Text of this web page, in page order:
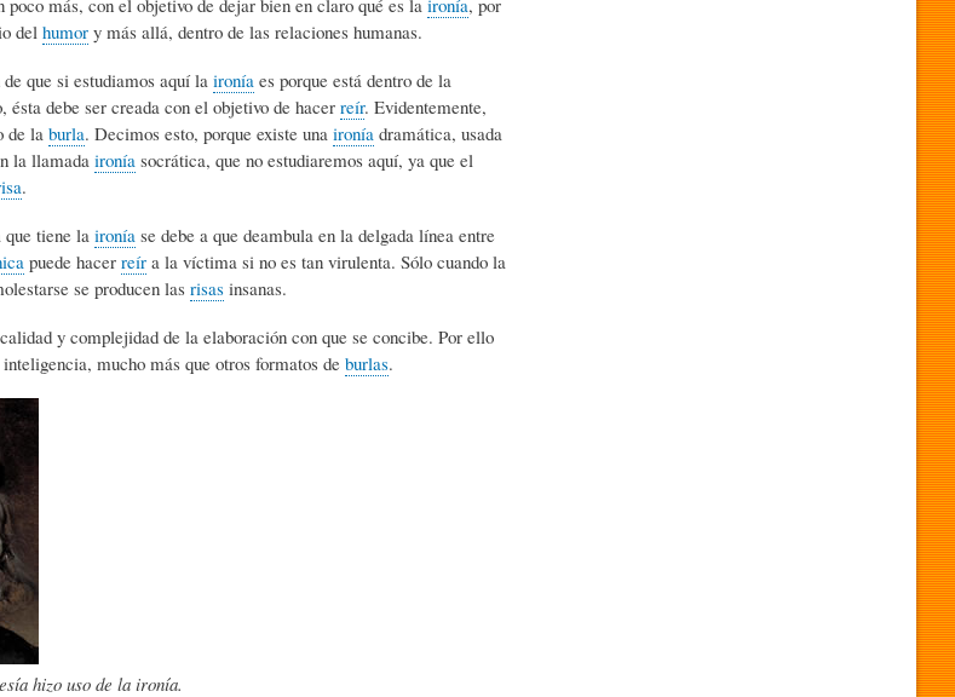
A
L
I
D
U
M
O
R
B
del humor y más allá, dentro de las relaciones humanas.
que si estudiamos aquí la ironía es porque está dentro de la
ésta debe ser creada con el objetivo de hacer reír. Evidentemente,
de la burla. Decimos esto, porque existe una ironía dramática, usada
la llamada ironía socrática, que no estudiaremos aquí, ya que el
.
tiene la ironía se debe a que deambula en la delgada línea entre
puede hacer reír a la víctima si no es tan virulenta. Sólo cuando la
se producen las risas insanas.
y complejidad de la elaboración con que se concibe. Por ello
mucho más que otros formatos deburlas.
hizo uso de la ironía.